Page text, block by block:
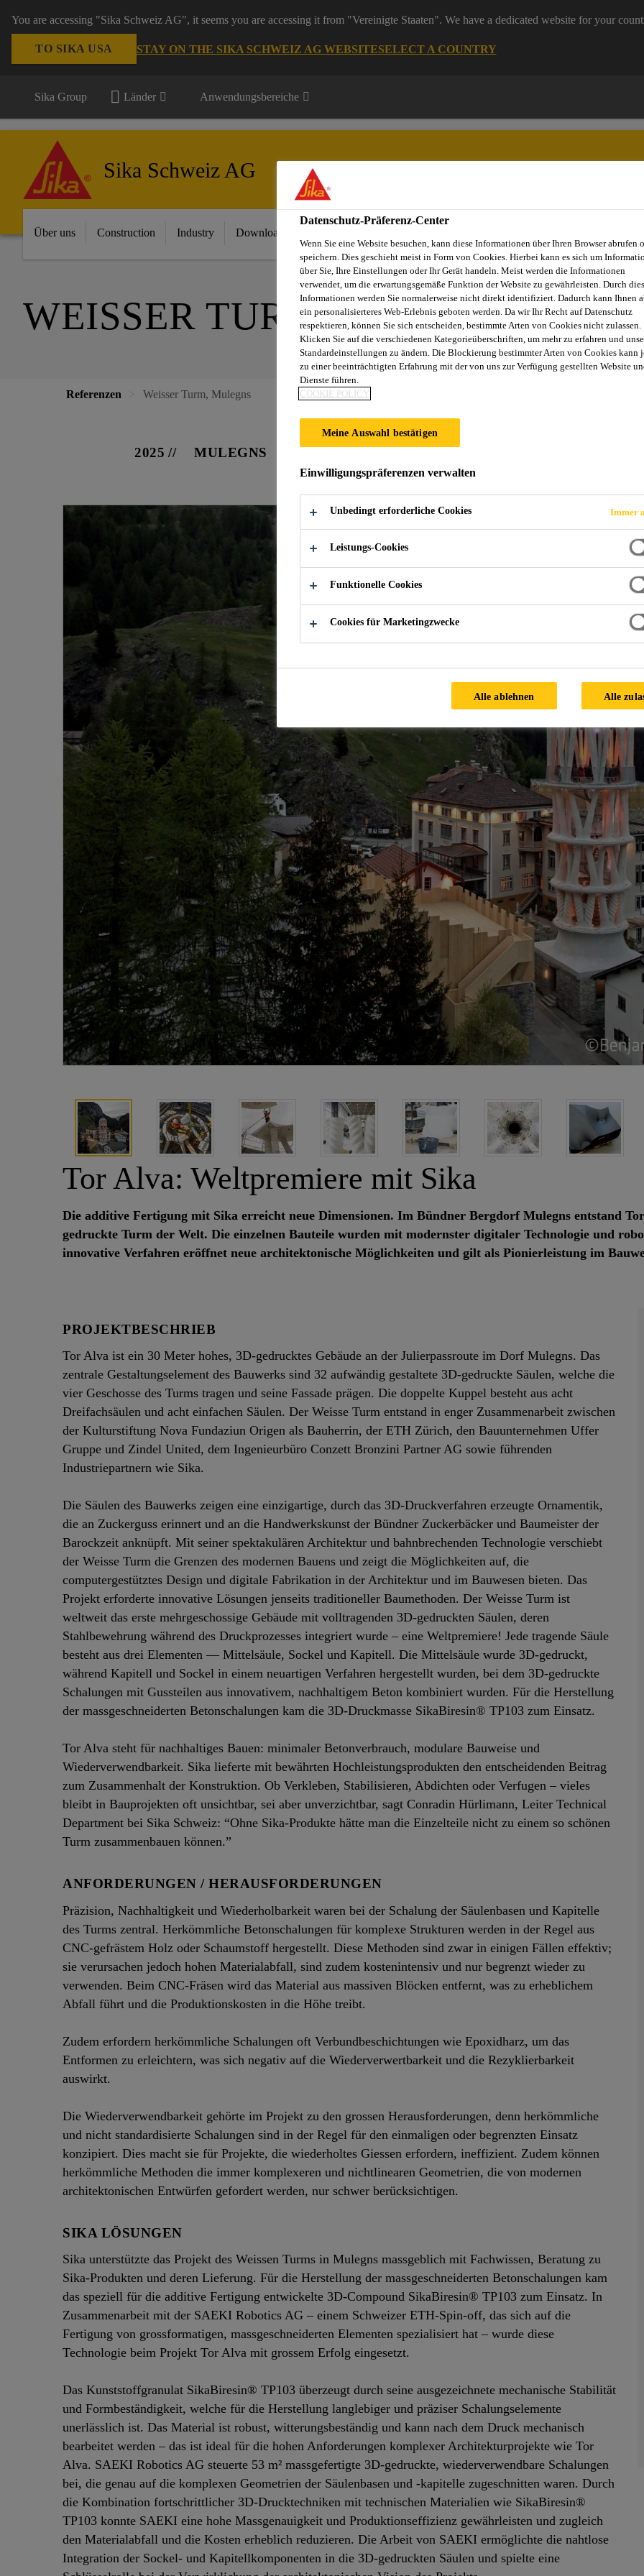
You are accessing "Sika Schweiz AG", it seems you are accessing it from "Vereinigte Staaten". We have a dedicated website for your
TO SIKA USA STAY ON THE SIKA SCHWEIZ AG WEBSITESELECT A COUNTRY
Sika Group Länder Anwendungsbereiche
Sika Schweiz AG
Über uns Construction Industry Download Center
WEISSER TURM, MULEGNS
Referenzen Weisser Turm, Mulegns
2025 MULEGNS
Tor Alva: Weltpremiere mit Sika
Die additive Fertigung mit Sika erreicht neue Dimensionen. Im Bündner Bergdorf Mulegns entstand
gedruckte Turm der Welt. Die einzelnen Bauteile wurden mit modernster digitaler Technologie und
innovative Verfahren eröffnet neue architektonische Möglichkeiten und gilt als Pionierleistung im
PROJEKTBESCHRIEB
Tor Alva ist ein 30 Meter hohes, 3D-gedrucktes Gebäude an der Julierpassroute im Dorf Mulegns. Das
zentrale Gestaltungselement des Bauwerks sind 32 aufwändig gestaltete 3D-gedruckte Säulen, welche die
vier Geschosse des Turms tragen und seine Fassade prägen. Die doppelte Kuppel besteht aus acht
Dreifachsäulen und acht einfachen Säulen. Der Weisse Turm entstand in enger Zusammenarbeit zwischen
der Kulturstiftung Nova Fundaziun Origen als Bauherrin, der ETH Zürich, den Bauunternehmen Uffer
Gruppe und Zindel United, dem Ingenieurbüro Conzett Bronzini Partner AG sowie führenden
Industriepartnern wie Sika.
Die Säulen des Bauwerks zeigen eine einzigartige, durch das 3D-Druckverfahren erzeugte Ornamentik,
die an Zuckerguss erinnert und an die Handwerkskunst der Bündner Zuckerbäcker und Baumeister der
Barockzeit anknüpft. Mit seiner spektakulären Architektur und bahnbrechenden Technologie verschiebt
der Weisse Turm die Grenzen des modernen Bauens und zeigt die Möglichkeiten auf, die
computergestütztes Design und digitale Fabrikation in der Architektur und im Bauwesen bieten. Das
Projekt erforderte innovative Lösungen jenseits traditioneller Baumethoden. Der Weisse Turm ist
weltweit das erste mehrgeschossige Gebäude mit volltragenden 3D-gedruckten Säulen, deren
Stahlbewehrung während des Druckprozesses integriert wurde – eine Weltpremiere! Jede tragende Säule
besteht aus drei Elementen — Mittelsäule, Sockel und Kapitell. Die Mittelsäule wurde 3D-gedruckt,
während Kapitell und Sockel in einem neuartigen Verfahren hergestellt wurden, bei dem 3D-gedruckte
Schalungen mit Gussteilen aus innovativem, nachhaltigem Beton kombiniert wurden. Für die Herstellung
der massgeschneiderten Betonschalungen kam die 3D-Druckmasse SikaBiresin® TP103 zum Einsatz.
Tor Alva steht für nachhaltiges Bauen: minimaler Betonverbrauch, modulare Bauweise und
Wiederverwendbarkeit. Sika lieferte mit bewährten Hochleistungsprodukten den entscheidenden Beitrag
zum Zusammenhalt der Konstruktion. Ob Verkleben, Stabilisieren, Abdichten oder Verfugen – vieles
bleibt in Bauprojekten oft unsichtbar, sei aber unverzichtbar, sagt Conradin Hürlimann, Leiter Technical
Department bei Sika Schweiz: “Ohne Sika-Produkte hätte man die Einzelteile nicht zu einem so schönen
Turm zusammenbauen können.”
ANFORDERUNGEN / HERAUSFORDERUNGEN
Präzision, Nachhaltigkeit und Wiederholbarkeit waren bei der Schalung der Säulenbasen und Kapitelle
des Turms zentral. Herkömmliche Betonschalungen für komplexe Strukturen werden in der Regel aus
CNC-gefrästem Holz oder Schaumstoff hergestellt. Diese Methoden sind zwar in einigen Fällen effektiv;
sie verursachen jedoch hohen Materialabfall, sind zudem kostenintensiv und nur begrenzt wieder zu
verwenden. Beim CNC-Fräsen wird das Material aus massiven Blöcken entfernt, was zu erheblichem
Abfall führt und die Produktionskosten in die Höhe treibt.
Zudem erfordern herkömmliche Schalungen oft Verbundbeschichtungen wie Epoxidharz, um das
Entformen zu erleichtern, was sich negativ auf die Wiederverwertbarkeit und die Rezyklierbarkeit
auswirkt.
Die Wiederverwendbarkeit gehörte im Projekt zu den grossen Herausforderungen, denn herkömmliche
und nicht standardisierte Schalungen sind in der Regel für den einmaligen oder begrenzten Einsatz
konzipiert. Dies macht sie für Projekte, die wiederholtes Giessen erfordern, ineffizient. Zudem können
herkömmliche Methoden die immer komplexeren und nichtlinearen Geometrien, die von modernen
architektonischen Entwürfen gefordert werden, nur schwer berücksichtigen.
SIKA LÖSUNGEN
Sika unterstützte das Projekt des Weissen Turms in Mulegns massgeblich mit Fachwissen, Beratung zu
Sika-Produkten und deren Lieferung. Für die Herstellung der massgeschneiderten Betonschalungen kam
das speziell für die additive Fertigung entwickelte 3D-Compound SikaBiresin® TP103 zum Einsatz. In
Zusammenarbeit mit der SAEKI Robotics AG – einem Schweizer ETH-Spin-off, das sich auf die
Fertigung von grossformatigen, massgeschneiderten Elementen spezialisiert hat – wurde diese
Technologie beim Projekt Tor Alva mit grossem Erfolg eingesetzt.
Das Kunststoffgranulat SikaBiresin® TP103 überzeugt durch seine ausgezeichnete mechanische Stabilität
und Formbeständigkeit, welche für die Herstellung langlebiger und präziser Schalungselemente
unerlässlich ist. Das Material ist robust, witterungsbeständig und kann nach dem Druck mechanisch
bearbeitet werden – das ist ideal für die hohen Anforderungen komplexer Architekturprojekte wie Tor
Alva. SAEKI Robotics AG steuerte 53 m² massgefertigte 3D-gedruckte, wiederverwendbare Schalungen
bei, die genau auf die komplexen Geometrien der Säulenbasen und -kapitelle zugeschnitten waren. Durch
die Kombination fortschrittlicher 3D-Drucktechniken mit technischen Materialien wie SikaBiresin®
TP103 konnte SAEKI eine hohe Massgenauigkeit und Produktionseffizienz gewährleisten und zugleich
den Materialabfall und die Kosten erheblich reduzieren. Die Arbeit von SAEKI ermöglichte die nahtlose
Integration der Sockel- und Kapitellkomponenten in die 3D-gedruckten Säulen und spielte eine
Datenschutz-Präferenz-Center
Wenn Sie eine Website besuchen, kann diese Informationen über Ihren Browser abrufen
speichern. Dies geschieht meist in Form von Cookies. Hierbei kann es sich um
über Sie, Ihre Einstellungen oder Ihr Gerät handeln. Meist werden die Informationen
verwendet, um die erwartungsgemäße Funktion der Website zu gewährleisten. Durch
Informationen werden Sie normalerweise nicht direkt identifiziert. Dadurch kann Ihnen
ein personalisierteres Web-Erlebnis geboten werden. Da wir Ihr Recht auf Datenschutz
respektieren, können Sie sich entscheiden, bestimmte Arten von Cookies nicht zulassen.
Klicken Sie auf die verschiedenen Kategorieüberschriften, um mehr zu erfahren und
Standardeinstellungen zu ändern. Die Blockierung bestimmter Arten von Cookies kann
zu einer beeinträchtigten Erfahrung mit der von uns zur Verfügung gestellten Website
Dienste führen.
COOKIE POLICY
Meine Auswahl bestätigen
Einwilligungspräferenzen verwalten
Unbedingt erforderliche Cookies Immer
Leistungs-Cookies
Funktionelle Cookies
Cookies für Marketingzwecke
Alle ablehnen Alle